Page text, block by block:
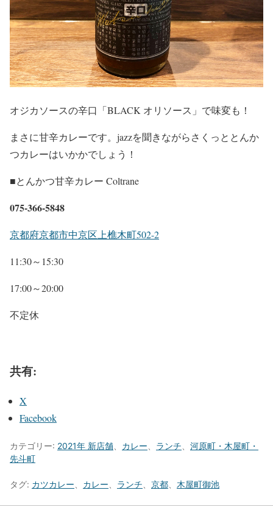
オジカソースの辛口「BLACK オリソース」で味変も！
まさに甘辛カレーです。jazzを聞きながらさくっととんか
つカレーはいかかでしょう！
■とんかつ甘辛カレー Coltrane
075-366-5848
京都府京都市中京区上樵木町502-2
11:30～15:30
17:00～20:00
不定休
共有:
X
Facebook
カテゴリー: 2021年 新店舗 カレー ランチ
河原町・木屋町・
先斗町
タグ: カツカレー カレー ランチ 京都 木屋町御池